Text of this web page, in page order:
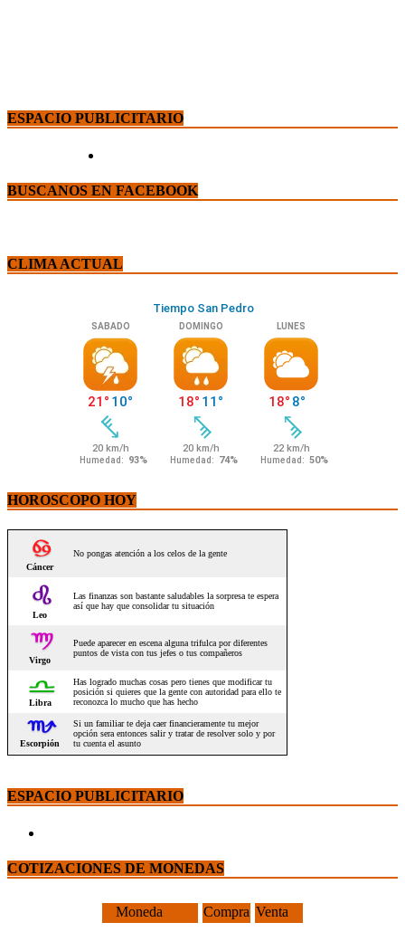
ESPACIO PUBLICITARIO
BUSCANOS EN FACEBOOK
CLIMA ACTUAL
HOROSCOPO HOY
ESPACIO PUBLICITARIO
COTIZACIONES DE MONEDAS
Moneda Compra Venta